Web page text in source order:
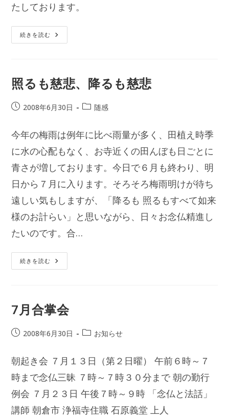
たしております。
続きを読む 盆
前
照るも慈悲、降るも慈悲
投
公
開
日:
2008年6月30日
投
テ
ー:
随感
今年の梅雨は例年に比べ雨量が多く、田植え時季
に水の心配もなく、お寺近くの田んぼも日ごとに
青さが増しております。今日で６月も終わり、明
日から７月に入ります。そろそろ梅雨明けが待ち
遠しい気もしますが、「降るも 照るもすべて如来
様のお計らい」と思いながら、日々お念仏精進し
たいのです。合…
続きを読む 照
る
る
も
慈
7月合掌会
投
公
開
日:
2008年6月30日
投
テ
ゴ
ー:
お知らせ
朝起き会 ７月１３日（第２日曜） 午前６時～７
時まで念仏三昧 ７時～７時３０分まで 朝の勤行
例会 ７月２３日 午後７時～９時 「念仏と法話」
講師 朝倉市 浄福寺住職 石原義堂 上人